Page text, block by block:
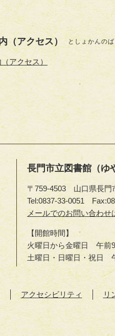
（アクセス） としょかんの
アクセス）
長門市立図書館（ゆ
〒759-4503 山口県長門
Tel:0837-33-0051
長
市
立
図
書
館
（ゆ
や
分
メールでのお問い合わせ
【開館時間】
火曜日から金曜日 午前
土曜日・日曜日・祝日
アクセシビリティ リ